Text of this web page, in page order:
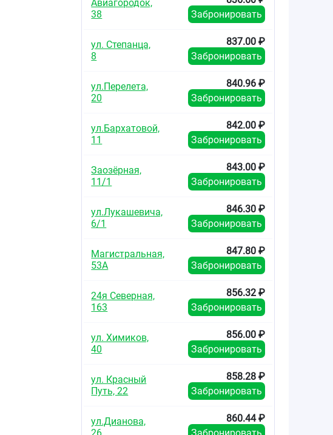
Авиагородок,
38
Забронировать
ул. Степанца,
8
837.00 ₽
Забронировать
ул.Перелета,
20
840.96 ₽
Забронировать
ул.Бархатовой,
11
842.00 ₽
Забронировать
Заозёрная,
11/1
843.00 ₽
Забронировать
ул.Лукашевича,
6/1
846.30 ₽
Забронировать
Магистральная,
53А
847.80 ₽
Забронировать
24я Северная,
163
856.32 ₽
Забронировать
ул. Химиков,
40
856.00 ₽
Забронировать
ул. Красный
Путь, 22
858.28 ₽
Забронировать
ул.Дианова,
860.44 ₽